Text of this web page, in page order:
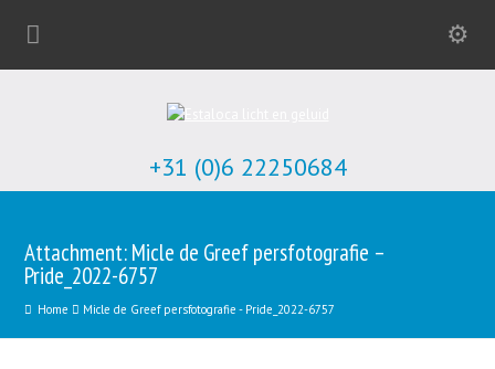
+31 (0)6 22250684
Attachment: Micle de Greef persfotografie –
Pride_2022-6757
Home Micle de Greef persfotografie - Pride_2022-6757